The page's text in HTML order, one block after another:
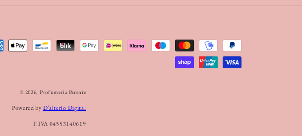
© 2026, Profumeria Parente
Powered by D’alterio Digital
P.IVA 04553140619